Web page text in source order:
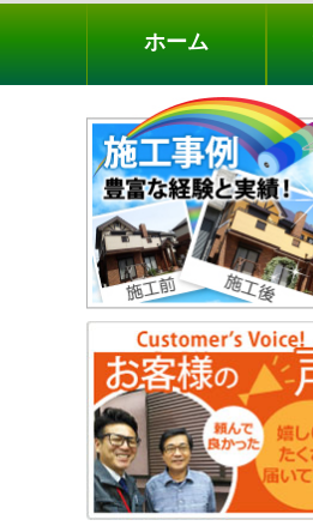
ホーム